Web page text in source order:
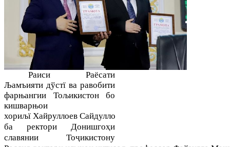
Раиси
Раёсати
Љамъияти дўстї ва равобити
фарњангии Тољикистон бо
кишварњои
хориљї Хайруллоев Сайдулло
ба ректори Донишгоҳи
славянии Тоҷикистону